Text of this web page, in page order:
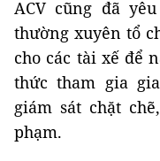
ACV cũng đã
thường xuyên tổ
cho các tài xế để
thức tham gia
giám sát chặt
phạm.